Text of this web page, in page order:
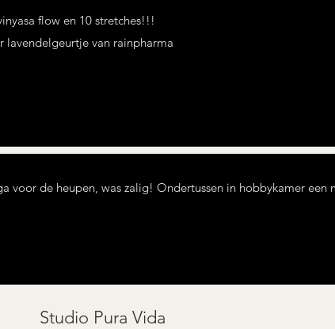
flow en 10 stretches!!!
lavendelgeurtje van rainpharma
voor de heupen, was zalig! Ondertussen in hobbykamer een
Studio Pura Vida